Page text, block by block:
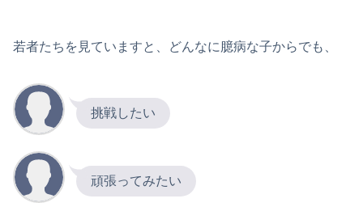
若者たちを見ていますと、どんなに臆病な子からでも、
挑戦したい
頑張ってみたい